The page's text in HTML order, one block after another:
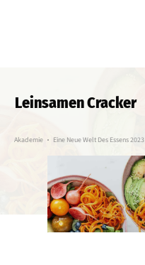
Leinsamen Cracker
Akademie Eine Neue Welt Des Essens 2023